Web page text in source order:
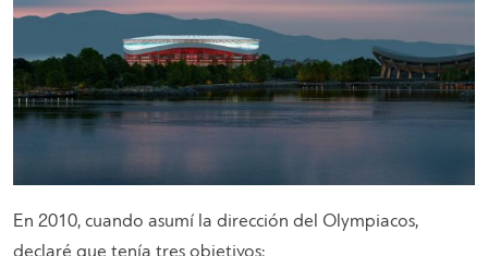
En 2010, cuando asumí la dirección del Olympiacos,
declaré que tenía tres objetivos: